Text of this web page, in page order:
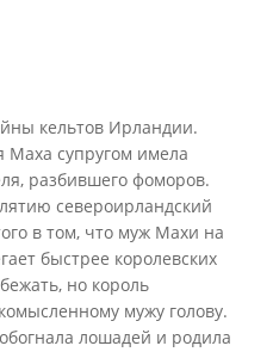
кельтов Ирландии.
Маха супругом имела
разбившего фоморов.
североирландский
в том, что муж Махи на
быстрее королевских
но король
мужу голову.
лошадей и родила